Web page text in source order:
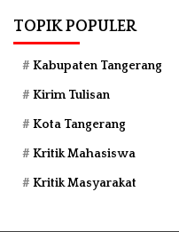
TOPIK POPULER
Kabupaten Tangerang
Kirim Tulisan
Kota Tangerang
Kritik Mahasiswa
Kritik Masyarakat